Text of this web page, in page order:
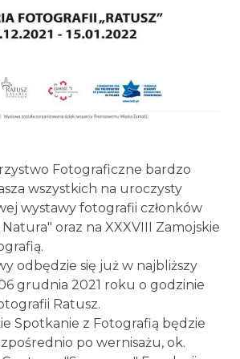
Fotograficzne bardzo
wszystkich na uroczysty
wystawy fotografii członków
oraz na XXXVIII Zamojskie
odbędzie się już w najbliższy
grudnia 2021 roku o godzinie
Ratusz.
Spotkanie z Fotografią będzie
po wernisażu, ok.